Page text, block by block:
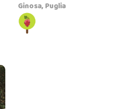
Ginosa, Puglia